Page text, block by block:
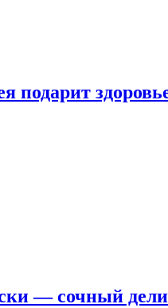
подарит
— сочный